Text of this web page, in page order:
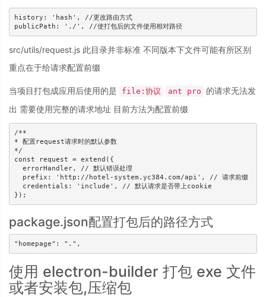
history: 'hash', //更改路由方式
src/utils/request.js 此目录并非标准 不同版本下文件可能有所区别
重点在于给请求配置前缀
当项目打包成应用后使用的是 file:协议 ant pro
的请求无法发
出 需要使用完整的请求地址 目前方法为配置前缀
/**
* 配置request请求时的默认参数
*/
const request = extend({
  errorHandler, // 默认错误处理
  prefix: 'http://hotel-system.yc384.com/api', // 请求前缀
  credentials: 'include', // 默认请求是否带上cookie
package.json配置打包后的路径方式
使用 electron-builder 打包 exe 文件
或者安装包,压缩包